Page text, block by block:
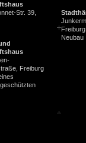
Str. 39,
Freiburg
Freiburg
Neubau